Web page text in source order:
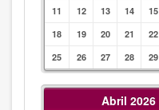
11
12 13 14 15
18
19 20 21 22
25
26 27 28 29
Abril 2026